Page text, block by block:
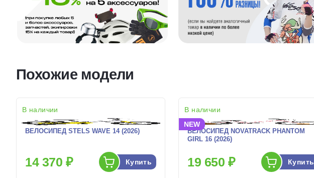
Похожие модели
В наличии
ВЕЛОСИПЕД STELS WAVE 14 (2026)
14 370 ₽ Купить
В наличии
NEW
ВЕЛОСИПЕД NOVATRACK PHANTOM
GIRL 16 (2026)
19 650 ₽ Купить